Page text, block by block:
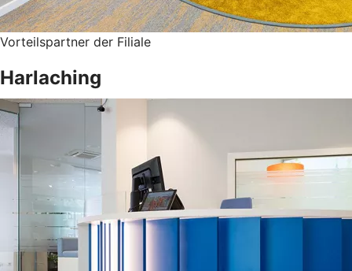
Vorteilspartner der Filiale
Harlaching